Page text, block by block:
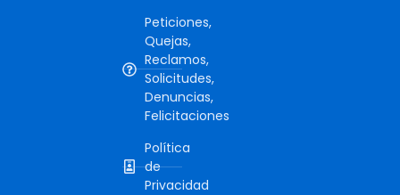
Peticiones,
Quejas,
Reclamos,
Solicitudes,
Denuncias,
Felicitaciones
Política
de
Privacidad